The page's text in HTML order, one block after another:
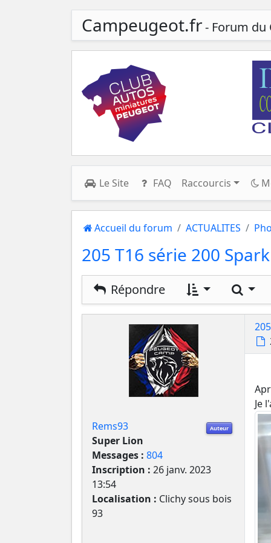
Campeugeot.fr- Forum du
Le Site FAQ Raccourcis
Accueil du forum ACTUALITES
205 T16 série 200
Répondre
Auteur
Rems93
Super Lion
Messages : 804
Inscription : 26 janv. 2023
13:54
Localisation : Clichy sous bois
93
Je